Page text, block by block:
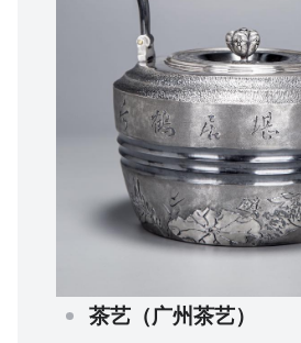
茶艺（广州茶艺）